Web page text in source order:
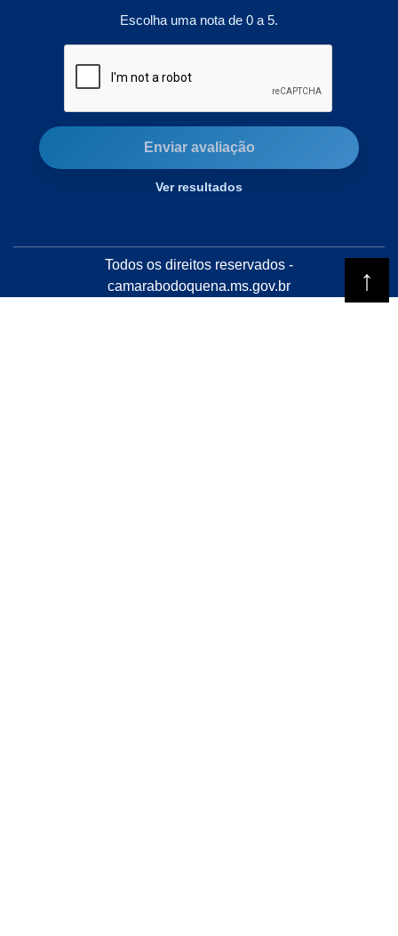
Escolha uma nota de 0 a 5.
Enviar avaliação
Ver resultados
Todos os direitos reservados -
camarabodoquena.ms.gov.br